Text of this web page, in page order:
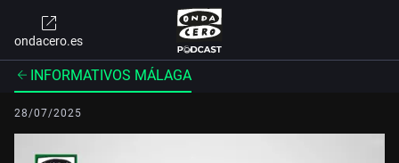
ondacero.es
INFORMATIVOS MÁLAGA
28/07/2025